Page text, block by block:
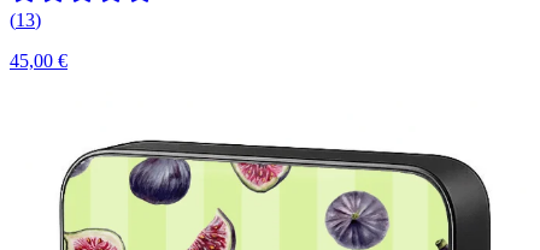
(13)
45,00 €